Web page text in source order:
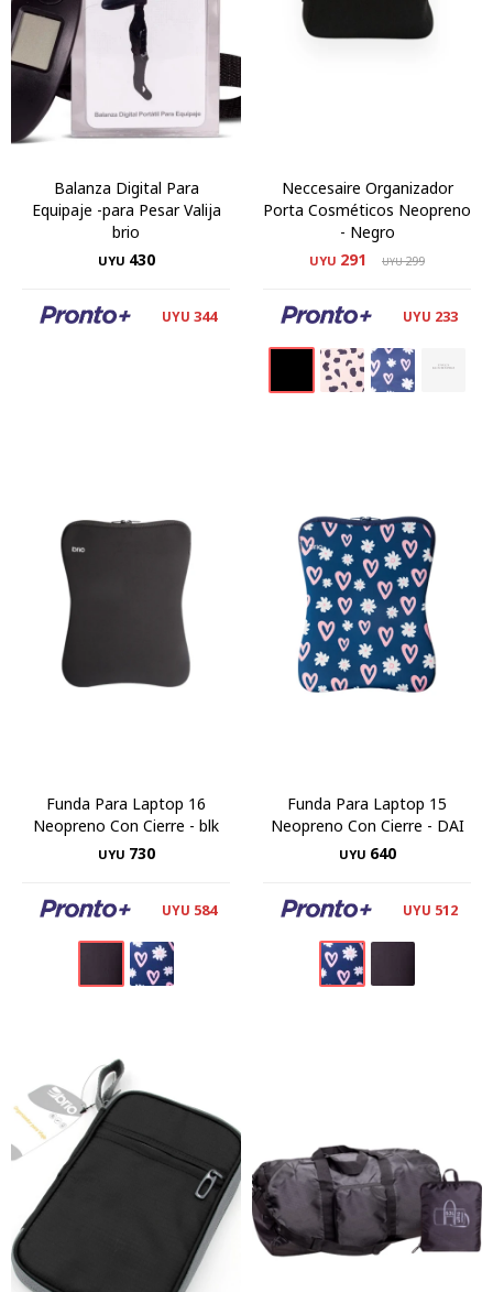
Balanza Digital Para
Equipaje -para Pesar Valija
brio
UYU 430
UYU 344
Neccesaire Organizador
Porta Cosméticos Neopreno
- Negro
UYU 291 UYU299
UYU 233
Funda Para Laptop 16
Neopreno Con Cierre - blk
UYU 730
UYU 584
Funda Para Laptop 15
Neopreno Con Cierre - DAI
UYU 640
UYU 512